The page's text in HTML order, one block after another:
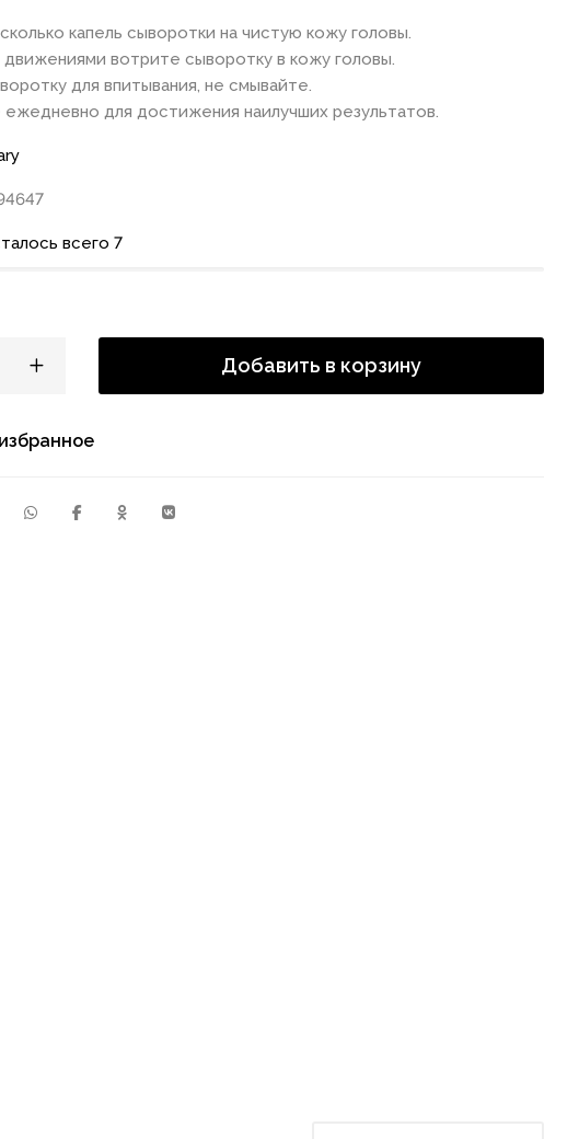
капель сыворотки на чистую кожу головы.
вотрите сыворотку в кожу головы.
для впитывания, не смывайте.
ежедневно для достижения наилучших результатов.
всего 7
Добавить в корзину